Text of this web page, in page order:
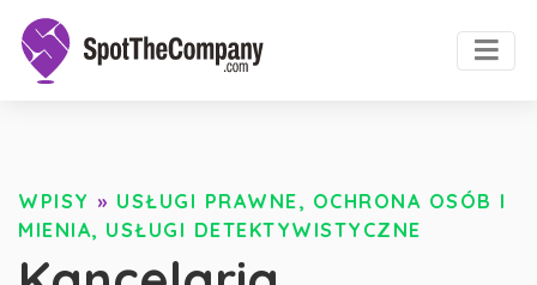
WPISY » USŁUGI PRAWNE, OCHRONA OSÓB I
MIENIA, USŁUGI DETEKTYWISTYCZNE